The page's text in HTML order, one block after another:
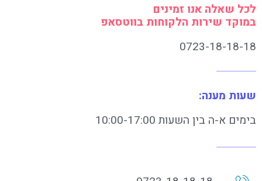
לכל שאלה אנו זמינים
במוקד שירות הלקוחות בווטסאפ
0723-18-18-18
שעות מענה:
בימים א-ה בין השעות 10:00-17:00